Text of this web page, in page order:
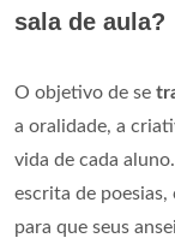
sala de aula?
O objetivo de se
a oralidade, a
vida de cada
escrita de
para que seus